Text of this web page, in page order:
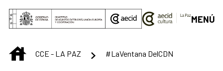
Saltar al contenido principal
MENÚ
INICIOCCE - LA PAZ #LaVentana DelCDN